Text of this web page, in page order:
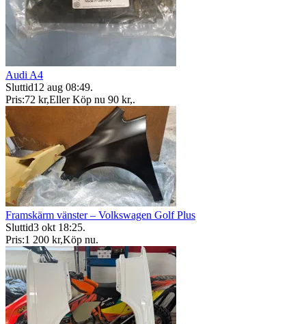
Audi A4
Sluttid12 aug 08:49.
Pris:72 kr,Eller Köp nu 90 kr,.
Framskärm vänster – Volkswagen Golf Plus
Sluttid3 okt 18:25.
Pris:1 200 kr,Köp nu.